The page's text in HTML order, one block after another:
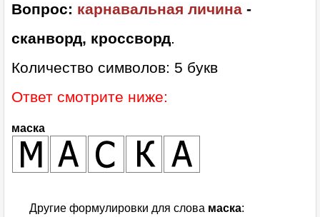
Вопрос: карнавальная личина -
сканворд, кроссворд.
Количество символов: 5 букв
Ответ смотрите ниже:
маска
Другие формулировки для слова маска: